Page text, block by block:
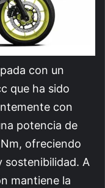
con un
que ha sido
con
potencia de
ofreciendo
sostenibilidad. A
mantiene la